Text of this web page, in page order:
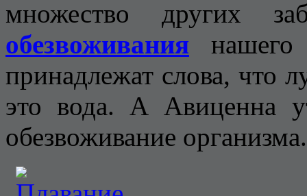
множество других
обезвоживания нашего
принадлежат слова, что
это вода. А Авиценна
обезвоживание организма.